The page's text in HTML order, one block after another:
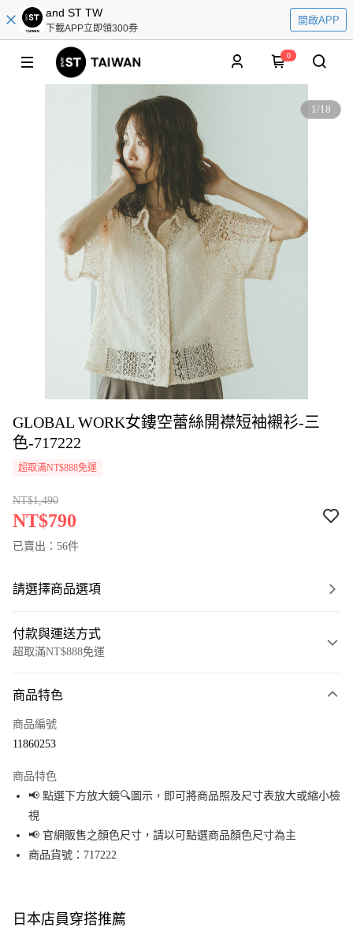
and ST TW
下載APP立即領300券
開啟APP
0
1/18
GLOBAL WORK女鏤空蕾絲開襟短袖襯衫-三
色-717222
超取滿NT$888免運
NT$1,490
NT$790
已賣出：56件
請選擇商品選項
付款與運送方式
超取滿NT$888免運
信用卡一次付款
Apple Pay
街口支付
悠遊付
全盈+PAY
商品特色
商品編號
11860253
商品特色
📢 點選下方放大鏡🔍圖示，即可將商品照及尺寸表放大或縮小檢
視
📢 官網販售之顏色尺寸，請以可點選商品顏色尺寸為主
商品貨號：717222
日本店員穿搭推薦